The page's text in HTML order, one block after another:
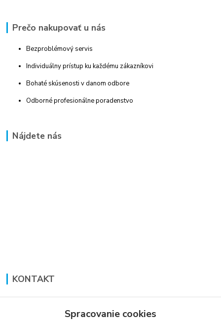
Prečo nakupovať u nás
Bezproblémový servis
Individuálny prístup ku každému zákazníkovi
Bohaté skúsenosti v danom odbore
Odborné profesionálne poradenstvo
Nájdete nás
KONTAKT
+421 948 711 774Spracovanie cookies